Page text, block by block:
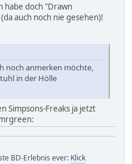
habe doch "Drawn
auch noch nie gesehen)!
noch anmerken möchte,
in der Hölle
Simpsons-Freaks ja jetzt
BD-Erlebnis ever: Klick